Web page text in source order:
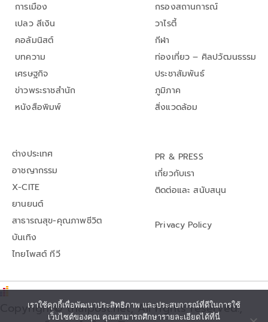
การเมือง
เปลว สีเงิน
คอลัมนิสต์
บทความ
เศรษฐกิจ
ข่าวพระราชสำนัก
หนังสือพิมพ์
กรองสถานการณ์
วาไรตี้
กีฬา
ท่องเที่ยว – ศิลปวัฒนธรรม
ประชาสัมพันธ์
ภูมิภาค
สิ่งแวดล้อม
ต่างประเทศ
อาชญากรรม
X-CITE
ยานยนต์
สาธารณสุข-คุณภาพชีวิต
บันเทิง
ไทยโพสต์ ทีวี
PR & PRESS
เกี่ยวกับเรา
ติดต่อและ สนับสนุน
Privacy Policy
Copyright© thaipost.net, All rights reserved.,
เราใช้คุกกี้เพื่อพัฒนาประสิทธิภาพ และประสบการณ์ที่ดีในการใช้
เว็บไซต์ของคุณ คุณสามารถศึกษารายละเอียดได้ที่นี่